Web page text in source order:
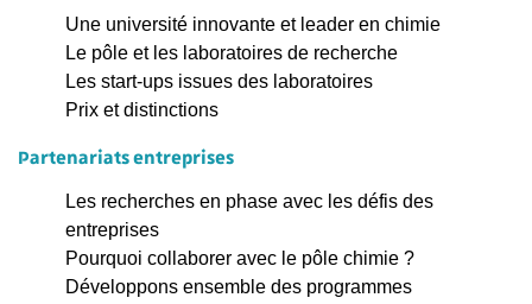
Une université innovante et leader en chimie
Le pôle et les laboratoires de recherche
Les start-ups issues des laboratoires
Prix et distinctions
Partenariats entreprises
Les recherches en phase avec les défis des
entreprises
Pourquoi collaborer avec le pôle chimie ?
Développons ensemble des programmes